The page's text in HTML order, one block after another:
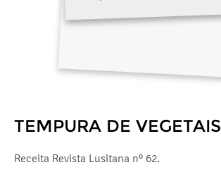
TEMPURA DE VEGETAIS
Receita Revista Lusitana nº 62.